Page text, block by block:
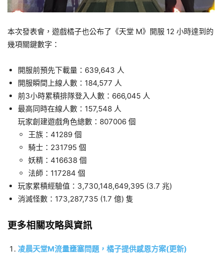
本次發表會，遊戲橘子也公布了《天堂 M》開服 12 小時達到的
幾項關鍵數字：
開服前預先下載量：639,643 人
開服瞬間上線人數：184,577 人
前3小時累積排隊登入人數：666,045 人
最高同時在線人數：157,548 人
玩家創建遊戲角色總數：807006 個
王族：41289 個
騎士：231795 個
妖精：416638 個
法師：117284 個
玩家累積經驗值：3,730,148,649,395 (3.7 兆)
消滅怪數：173,287,735 (1.7 億) 隻
更多相關攻略與資訊
凌晨天堂M流量壅塞問題，橘子提供感恩方案(更新)